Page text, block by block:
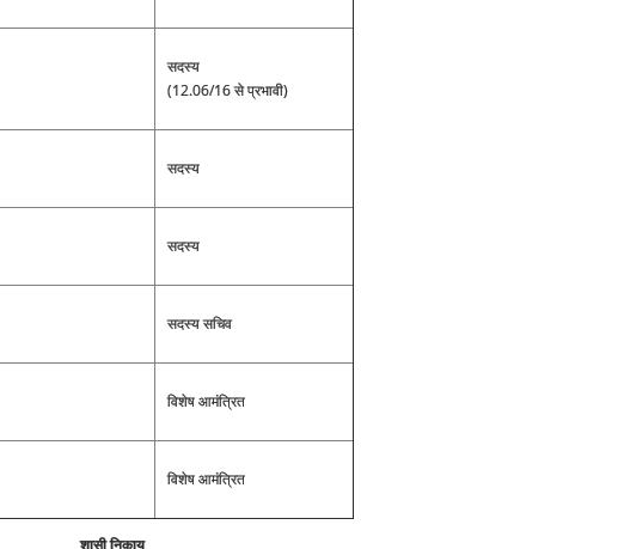
सदस्य
(12.06/16 से प्रभावी)
सदस्य
सदस्य
सदस्य सचिव
विशेष आमंत्रित
विशेष आमंत्रित
शासी निकाय